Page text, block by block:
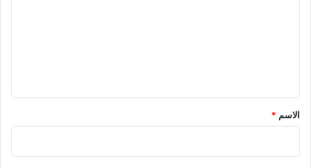
*الاسم *